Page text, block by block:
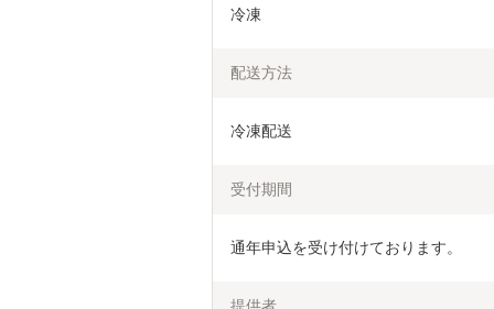
冷凍
配送方法
冷凍配送
受付期間
通年申込を受け付けております。